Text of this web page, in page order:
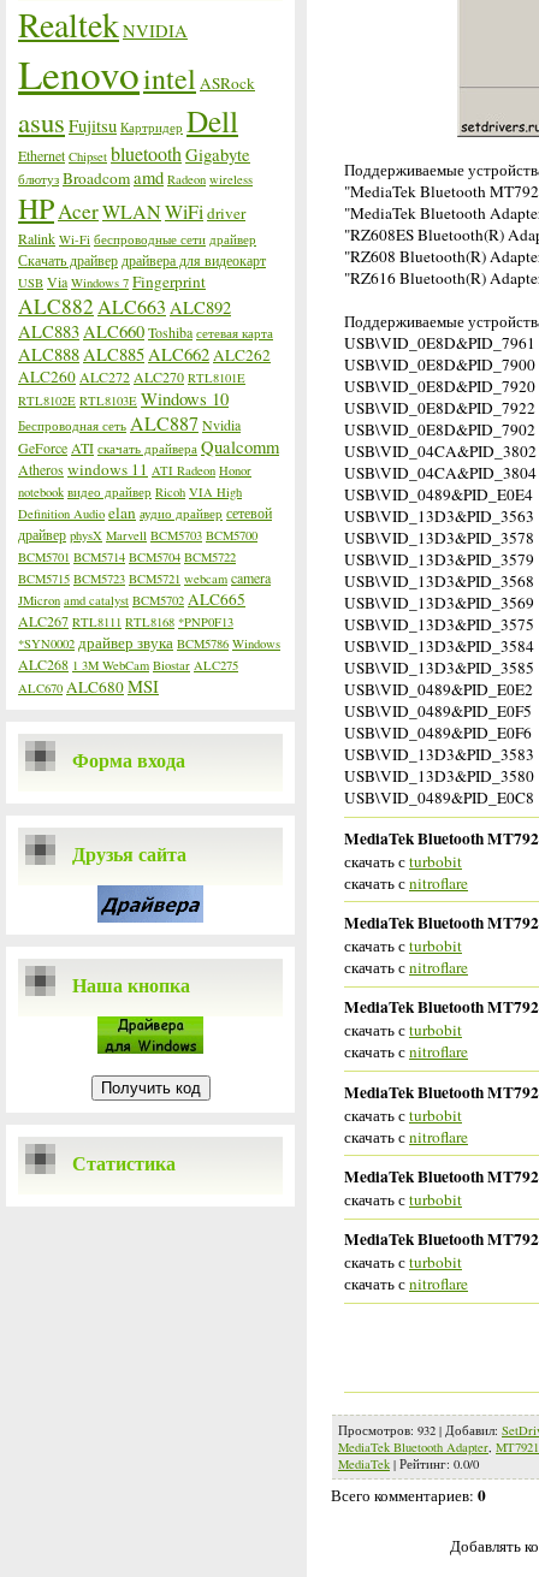
RealtekNVIDIA
Lenovointel ASRock
asus Fujitsu Картридер Dell
Ethernet Chipset bluetooth Gigabyte
блютуз Broadcomamd Radeon wireless
HPAcerWLANWiFi driver
Ralink Wi-Fi беспроводные сети драйвер
Скачать драйвер драйвера для видеокарт
USB Via Windows 7 Fingerprint
ALC882 ALC663 ALC892
ALC883ALC660Toshiba сетевая карта
ALC888ALC885ALC662ALC262
ALC260 ALC272 ALC270 RTL8101E
RTL8102E RTL8103E Windows 10
Беспроводная сеть ALC887 Nvidia
GeForce ATI скачать драйвера Qualcomm
Atheroswindows 11 ATI Radeon Honor
notebook видео драйвер Ricoh VIA High
Definition Audio elan аудио драйвер сетевой
драйвер physX Marvell BCM5703 BCM5700
BCM5701 BCM5714 BCM5704 BCM5722
BCM5715 BCM5723 BCM5721 webcam camera
JMicron amd catalyst BCM5702 ALC665
ALC267 RTL8111 RTL8168 *PNP0F13
*SYN0002 драйвер звука BCM5786 Windows
ALC268 1 3M WebCam Biostar ALC275
ALC670 ALC680MSI
Форма входа
Друзья сайта
Наша кнопка
Статистика
Поддерживаемые
"MediaTek Bluetooth
"MediaTek Bluetooth
"RZ608ES Bluetooth(R)
"RZ608 Bluetooth(R)
"RZ616 Bluetooth(R)
Поддерживаемые
USB\VID_0E8D&PID_7961
USB\VID_0E8D&PID_7900
USB\VID_0E8D&PID_7920
USB\VID_0E8D&PID_7922
USB\VID_0E8D&PID_7902
USB\VID_04CA&PID_3802
USB\VID_04CA&PID_3804
USB\VID_0489&PID_E0E4
USB\VID_13D3&PID_3563
USB\VID_13D3&PID_3578
USB\VID_13D3&PID_3579
USB\VID_13D3&PID_3568
USB\VID_13D3&PID_3569
USB\VID_13D3&PID_3575
USB\VID_13D3&PID_3584
USB\VID_13D3&PID_3585
USB\VID_0489&PID_E0E2
USB\VID_0489&PID_E0F5
USB\VID_0489&PID_E0F6
USB\VID_13D3&PID_3583
USB\VID_13D3&PID_3580
USB\VID_0489&PID_E0C8
MediaTek Bluetooth
скачать сturbobit
скачать сnitroflare
MediaTek Bluetooth
скачать сturbobit
скачать сnitroflare
MediaTek Bluetooth
скачать сturbobit
скачать сnitroflare
MediaTek Bluetooth
скачать сturbobit
скачать сnitroflare
MediaTek Bluetooth
скачать сturbobit
MediaTek Bluetooth
скачать сturbobit
скачать сnitroflare
Просмотров: 932 | Добавил:
MediaTek Bluetooth Adapter, MT7921
MediaTek | Рейтинг: 0.0/0
Всего комментариев: 0
Добавлять